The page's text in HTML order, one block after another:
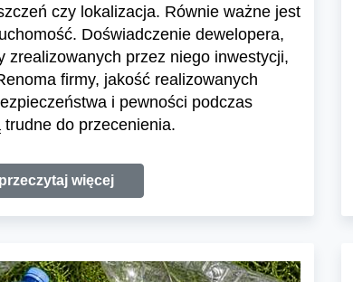
czy lokalizacja. Równie ważne jest
Doświadczenie dewelopera,
zrealizowanych przez niego inwestycji,
firmy, jakość realizowanych
i pewności podczas
trudne do przecenienia.
przeczytaj więcej